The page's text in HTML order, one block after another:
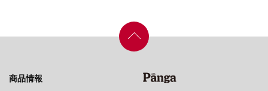
商品情報